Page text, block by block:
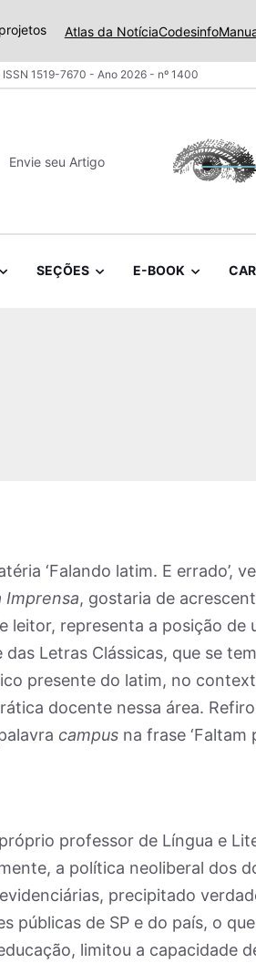
Atlas da NotíciaCodesinfo
ISSN 1519-7670 - Ano 2026 - nº 1400
Envie seu Artigo
SEÇÕES E-BOOK
‘Falando latim. E errado’,
Imprensa, gostaria de
leitor, representa a posição de
das Letras Clássicas, que se
presente do latim, no
docente nessa área.
campus na frase
professor de Língua e
a política neoliberal dos
precipitado
públicas de SP e do país, o
limitou a capacidade